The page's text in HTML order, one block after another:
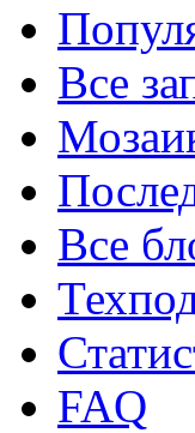
Все
Все
FAQ